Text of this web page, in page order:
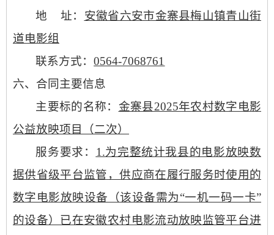
地
址： 安徽省六安市金寨县梅山镇青山街
道电影组
联系方式：0564-7068761
六、合同主要信息
主要标的名称： 金寨县2025年农村数字电影
公益放映项目（二次）
服务要求 ： 1.为完整统计我县的电影放映数
据供省级平台监管，供应商在履行服务时使用的
数字电影放映设备（该设备需为“一机一码一卡”
的设备）已在安徽农村电影流动放映监管平台进